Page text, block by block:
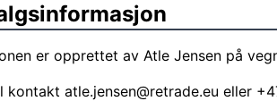
er opprettet av Atle Jensen på
kontakt atle.jensen@retrade.eu eller